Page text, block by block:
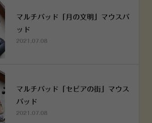
マルチパッド「月の文明」マウスパ
ッド
2021.07.08
マルチパッド「セピアの街」マウス
パッド
2021.07.08